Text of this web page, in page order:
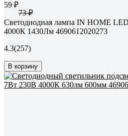
59 ₽
73 ₽
Светодиодная лампа IN HOME
4000К 1430Лм 4690612020273
4.3(257)
В корзину